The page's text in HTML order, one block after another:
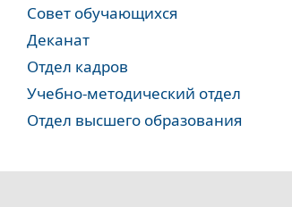
Совет обучающихся
Деканат
Отдел кадров
Учебно-методический отдел
Отдел высшего образования